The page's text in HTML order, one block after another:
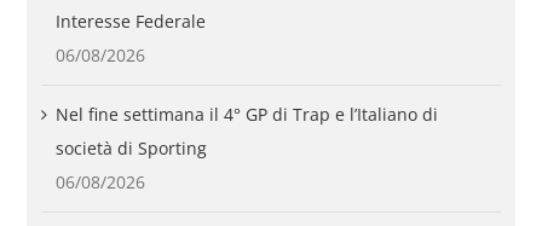
Interesse Federale
06/08/2026
Nel fine settimana il 4° GP di Trap e l’Italiano di
società di Sporting
06/08/2026